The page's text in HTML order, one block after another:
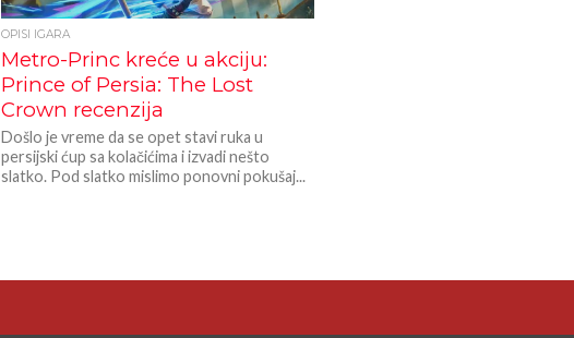
OPISI IGARA
Metro-Princ kreće u akciju:
Prince of Persia: The Lost
Crown recenzija
Došlo je vreme da se opet stavi ruka u
persijski ćup sa kolačićima i izvadi nešto
slatko. Pod slatko mislimo ponovni pokušaj...